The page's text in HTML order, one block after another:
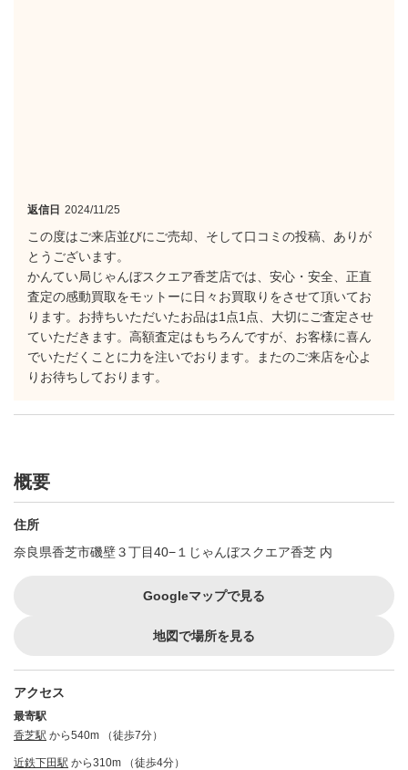
返信日 2024/11/25
この度はご来店並びにご売却、そして口コミの投稿、ありが
とうございます。
かんてい局じゃんぼスクエア香芝店では、安心・安全、正直
査定の感動買取をモットーに日々お買取りをさせて頂いてお
ります。お持ちいただいたお品は1点1点、大切にご査定させ
ていただきます。高額査定はもちろんですが、お客様に喜ん
でいただくことに力を注いでおります。またのご来店を心よ
りお待ちしております。
概要
住所
奈良県香芝市磯壁３丁目40−１じゃんぼスクエア香芝 内
Googleマップで見る
地図で場所を見る
アクセス
最寄駅
香芝駅 から540m （徒歩7分）
近鉄下田駅 から310m （徒歩4分）